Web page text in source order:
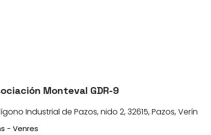
Monteval GDR-9
Industrial de Pazos, nido 2, 32615, Pazos, Verín
- Venres